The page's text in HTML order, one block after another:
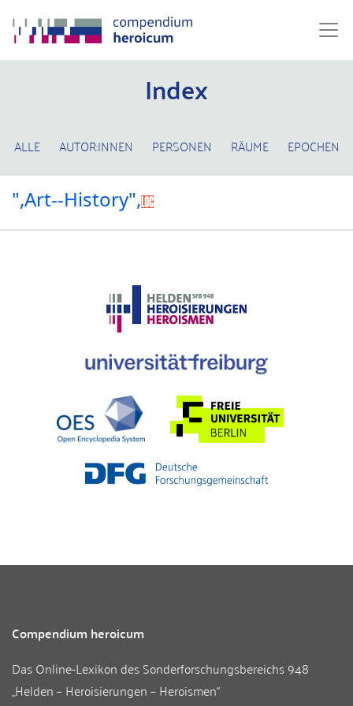
Index
ALLE AUTOR:INNEN PERSONEN RÄUME EPOCHEN
",Art--History",
Compendium heroicum
Das Online-Lexikon desSonderforschungsbereichs 948
„Helden – Heroisierungen – Heroismen“